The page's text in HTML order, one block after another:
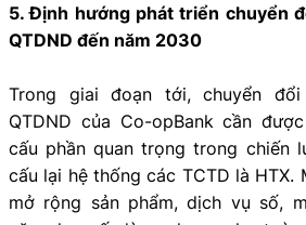
5. Định hướng phát triển chuyển
QTDND đến năm 2030
Trong giai đoạn tới, chuyển
QTDND của Co-opBank cần
cấu phần quan trọng trong chiến
cấu lại hệ thống các TCTD là HTX.
mở rộng sản phẩm, dịch vụ số,